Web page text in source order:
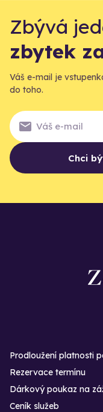
Zbývá
zbytek
Váš e-mail je
do toho.
Chci
Prodloužení platnosti
Rezervace termínu
Dárkový poukaz na
Ceník služeb